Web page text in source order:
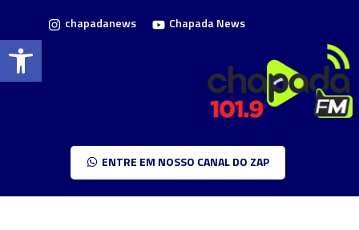
Barra de Ferramentas Aberta
chapadanews Chapada News
ENTRE EM NOSSO CANAL DO ZAP